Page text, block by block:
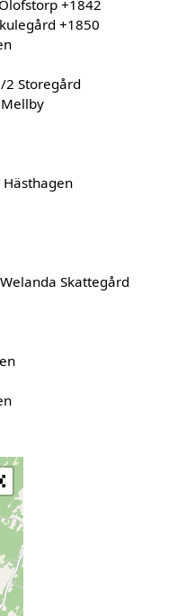
+1842
+1850
2 Storegård
Skattegård